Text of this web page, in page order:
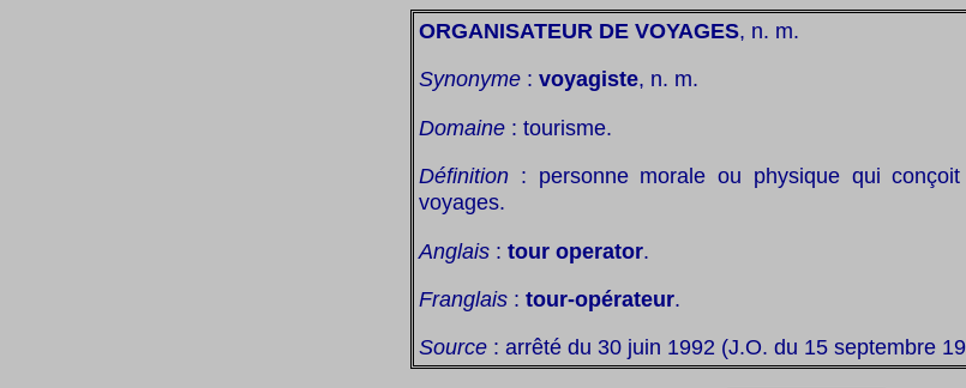
ORGANISATEUR DE VOYAGES, n. m.
Synonyme : voyagiste, n. m.
Domaine : tourisme.
Définition : personne morale ou physique qui
voyages.
Anglais : tour operator.
Franglais : tour-opérateur.
Source : arrêté du 30 juin 1992 (J.O. du 15 septembre